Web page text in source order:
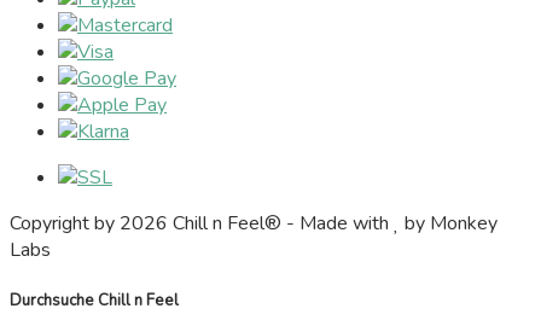
Copyright by 2026 Chill n Feel® - Made with
by Monkey
Labs
Durchsuche Chill n Feel